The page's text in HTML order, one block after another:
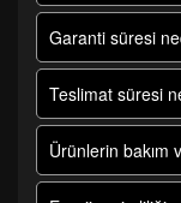
Garanti süresi
Teslimat süresi
Ürünlerin bakım